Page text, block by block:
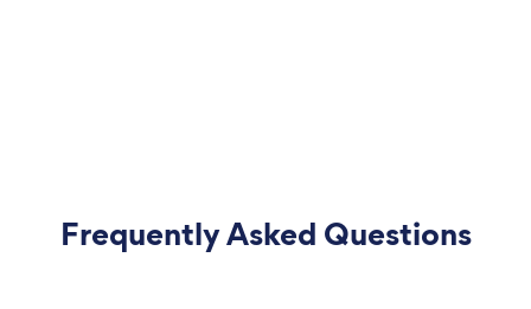
Frequently Asked Questions